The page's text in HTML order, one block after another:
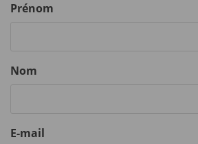
Prénom
Nom
E-mail